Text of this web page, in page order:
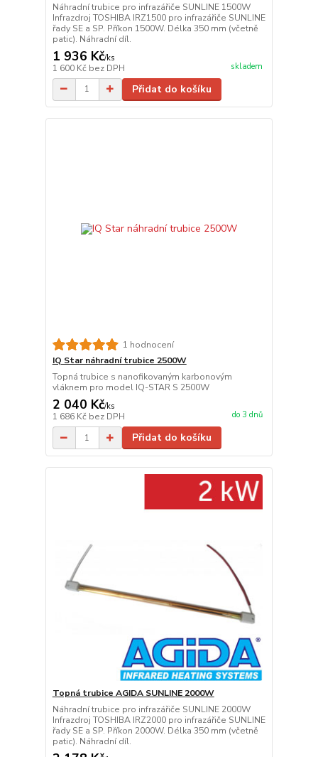
Náhradní trubice pro infrazářiče SUNLINE 1500W
Infrazdroj TOSHIBA IRZ1500 pro infrazářiče SUNLINE
řady SE a SP. Příkon 1500W. Délka 350 mm (včetně
patic). Náhradní díl.
1 936 Kč/ks
1 600 Kč bez DPH skladem
Přidat do košíku
1 hodnocení
IQ Star náhradní trubice 2500W
Topná trubice s nanofikovaným karbonovým
vláknem pro model IQ-STAR S 2500W
2 040 Kč/ks
1 686 Kč bez DPH do 3 dnů
Přidat do košíku
Topná trubice AGIDA SUNLINE 2000W
Náhradní trubice pro infrazářiče SUNLINE 2000W
Infrazdroj TOSHIBA IRZ2000 pro infrazářiče SUNLINE
řady SE a SP. Příkon 2000W. Délka 350 mm (včetně
patic). Náhradní díl.